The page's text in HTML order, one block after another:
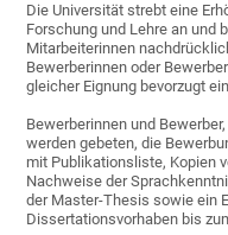
Die Universität strebt eine
Forschung und Lehre an und
Mitarbeiterinnen
Bewerberinnen oder
gleicher Eignung bevorzugt
Bewerberinnen und
werden gebeten, die
mit Publikationsliste, Kopien
Nachweise der
der Master-Thesis sowie ein
Dissertationsvorhaben bis